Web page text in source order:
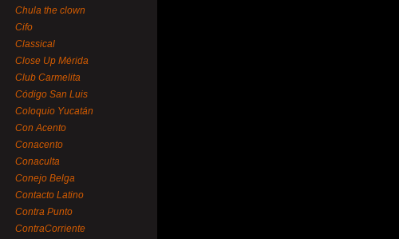
Chula the clown
Cifo
Classical
Close Up Mérida
Club Carmelita
Código San Luis
Coloquio Yucatán
Con Acento
Conacento
Conaculta
Conejo Belga
Contacto Latino
Contra Punto
ContraCorriente